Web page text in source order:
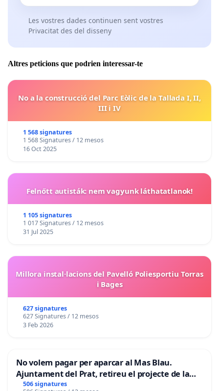
Les vostres dades continuen sent vostres
Privacitat des del disseny
Altres peticions que podrien interessar-te
No a la construcció del Parc Eòlic de la Tallada I, II,
III i IV
1 568 signatures
1 568 Signatures / 12 mesos
16 Oct 2025
Felnőtt autisták: nem vagyunk láthatatlanok!
1 105 signatures
1 017 Signatures / 12 mesos
31 Jul 2025
Millora instal·lacions del Pavelló Poliesportiu Torras
i Bages
627 signatures
627 Signatures / 12 mesos
3 Feb 2026
No volem pagar per aparcar al Mas Blau.
Ajuntament del Prat, retireu el projecte de la
zona taronja.
506 signatures